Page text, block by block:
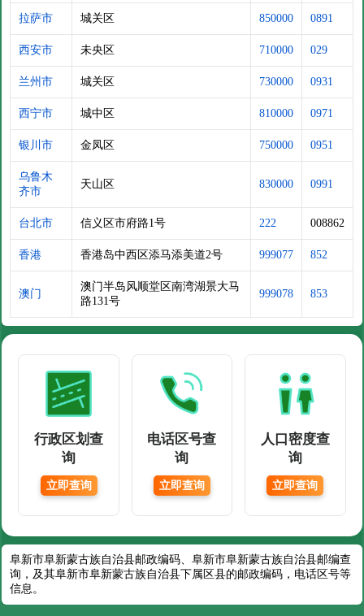
拉萨市 城关区 850000 0891
西安市 未央区 710000 029
兰州市 城关区 730000 0931
西宁市 城中区 810000 0971
银川市 金凤区 750000 0951
乌鲁木
齐市
天山区 830000 0991
台北市 信义区市府路1号 222 008862
香港 香港岛中西区添马添美道2号 999077 852
澳门
澳门半岛风顺堂区南湾湖景大马
路131号
999078 853
行政区划查
询
立即查询
电话区号查
询
立即查询
人口密度查
询
立即查询
阜新市阜新蒙古族自治县邮政编码、阜新市阜新蒙古族自治县邮编查
询，及其阜新市阜新蒙古族自治县下属区县的邮政编码，电话区号等
信息。